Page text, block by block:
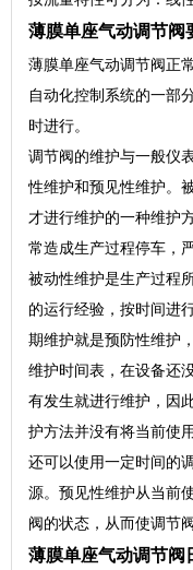
薄膜单座气动调节阀
薄膜单座气动调节阀正
自动化控制系统的一部
时进行。
调节阀的维护与一般仪
性维护和预见性维护。
才进行维护的一种维护
常造成生产过程停车，
被动性维护是生产过程
的运行经验，按时间进
期维护就是预防性维护
维护时间表，在设备还
有发生就进行维护，因
护方法并没有将当前使
还可以使用一定时间的
源。预见性维护从当前
阀的状态，从而使调节
薄膜单座气动调节阀